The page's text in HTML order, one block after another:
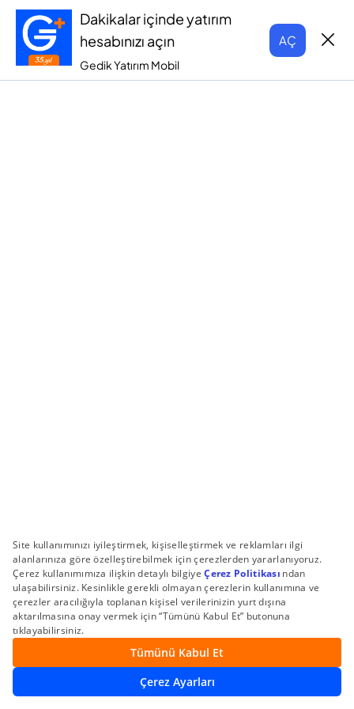
Dakikalar içinde yatırım
hesabınızı açın
Gedik Yatırım Mobil
AÇ